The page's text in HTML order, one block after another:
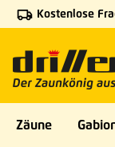
Hauptinhalt
Zur Suche springen
ZurKostenlose
Zäune